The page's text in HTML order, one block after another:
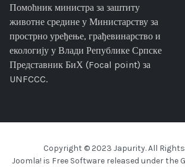
Помоћник министра за заштиту
животне средине у Министарству за
прострно уређење, грађевинарство и
екологију у Влади Републике Српске
Представник БиХ (Focal point) за
UNFCCC.
Copyright © 2023 Japurity. All Rights
Joomla! is Free Software released under the